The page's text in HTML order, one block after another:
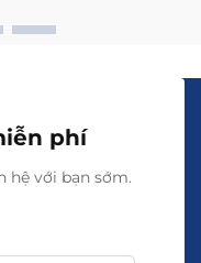
phí
hệ với bạn sớm.